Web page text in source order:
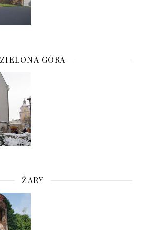
ZIELONA GÓRA
ŻARY